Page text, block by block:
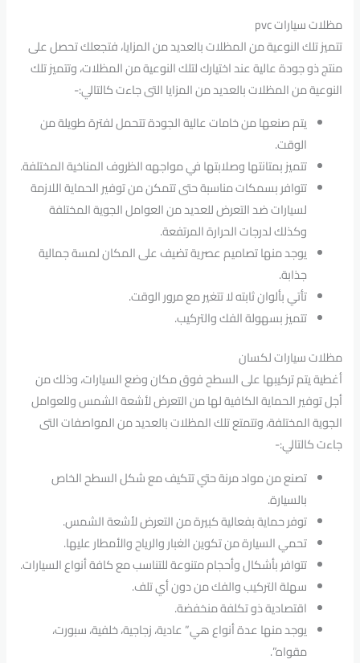
مظلات سيارات pvc
تتميز تلك النوعية من المظلات بالعديد من المزايا، فتجعلك تحصل على
منتج ذو جودة عالية عند اختيارك لتلك النوعية من المظلات، وتتميز تلك
النوعية من المظلات بالعديد من المزايا التى جاءت كالتالي:-
يتم صنعها من خامات عالية الجودة تتحمل لفترة طويلة من
الوقت.
تتميز بمتانتها وصلابتها في مواجهه الظروف المناخية المختلفة.
تتوافر بسمكات مناسبة حتى تتمكن من توفير الحماية اللازمة
لسيارات ضد التعرض للعديد من العوامل الجوية المختلفة
وكذلك لدرجات الحرارة المرتفعة.
يوجد منها تصاميم عصرية تضيف على المكان لمسة جمالية
جذابة.
تأتي بألوان ثابته لا تتغير مع مرور الوقت.
تتميز بسهولة الفك والتركيب.
مظلات سيارات لكسان
أغطية يتم تركيبها على السطح فوق مكان وضع السيارات، وذلك من
أجل توفير الحماية الكافية لها من التعرض لأشعة الشمس وللعوامل
الجوية المختلفة، وتتمتع تلك المظلات بالعديد من المواصفات التى
جاءت كالتالي:-
تصنع من مواد مرنة حتي تتكيف مع شكل السطح الخاص
بالسيارة.
توفر حماية بفعالية كبيرة من التعرض لأشعة الشمس.
تحمي السيارة من تكوين الغبار والرياح والأمطار عليها.
تتوافر بأشكال وأحجام متنوعة للتناسب مع كافة أنواع السيارات.
سهلة التركيب والفك من دون أي تلف.
اقتصادية ذو تكلفة منخفضة.
يوجد منها عدة أنواع هي” عادية، زجاجية، خلفية، سبورت،
مقواه”.